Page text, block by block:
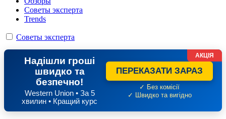
Советы эксперта
Trends
Советы эксперта
Надішли гроші
швидко та
безпечно!
Western Union • За 5
хвилин • Кращий курс
ПЕРЕКАЗАТИ ЗАРАЗ
✓ Без комісії
✓ Швидко та вигідно
АКЦІЯ